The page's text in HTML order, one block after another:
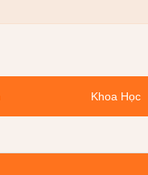
Khoa Học